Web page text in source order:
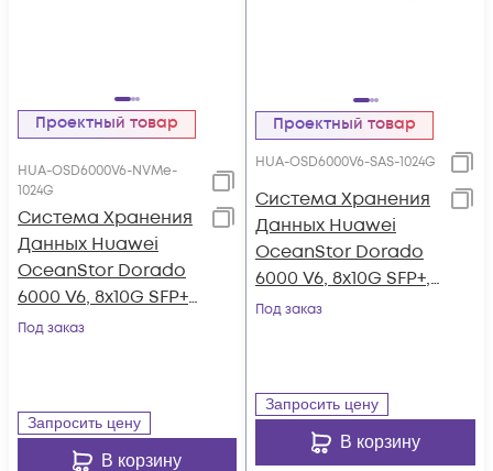
Проектный товар
HUA-OSD6000V6-NVMe-
1024G
Система Хранения
Данных Huawei
OceanStor Dorado
6000 V6, 8x10G SFP+,
4x100G RDMA
Под заказ
Запросить цену
В корзину
Проектный товар
HUA-OSD6000V6-SAS-1024G
Система Хранения
Данных Huawei
OceanStor Dorado
6000 V6, 8x10G SFP+,
4xSAS12G Ext., 25xSAS
Под заказ
Запросить цену
В корзину